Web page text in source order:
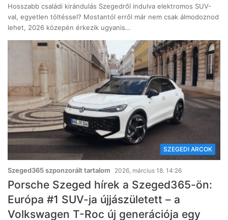
Hosszabb családi kirándulás Szegedről indulva elektromos SUV-
val, egyetlen töltéssel? Mostantól erről már nem csak álmodoznod
lehet, 2026 közepén érkezik ugyanis…
SZEGEDI ARCOK
Szeged365 szponzorált tartalom 2026, március 18. 14:26
Porsche Szeged hírek a Szeged365-ön:
Európa #1 SUV-ja újjászületett – a
Volkswagen T-Roc új generációja egy